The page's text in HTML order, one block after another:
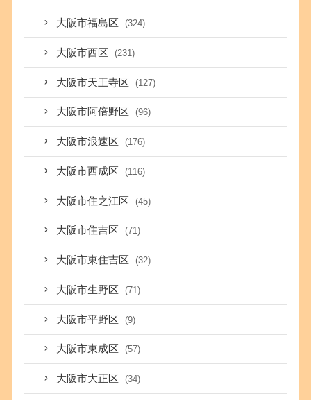
大阪市福島区 (324)
大阪市西区 (231)
大阪市天王寺区 (127)
大阪市阿倍野区 (96)
大阪市浪速区 (176)
大阪市西成区 (116)
大阪市住之江区 (45)
大阪市住吉区 (71)
大阪市東住吉区 (32)
大阪市生野区 (71)
大阪市平野区 (9)
大阪市東成区 (57)
大阪市大正区 (34)